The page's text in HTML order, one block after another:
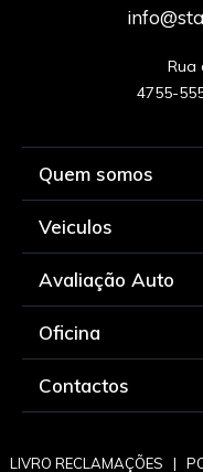
Rua
Quem somos
Veiculos
Avaliação Auto
Oficina
Contactos
LIVRO RECLAMAÇÕES |